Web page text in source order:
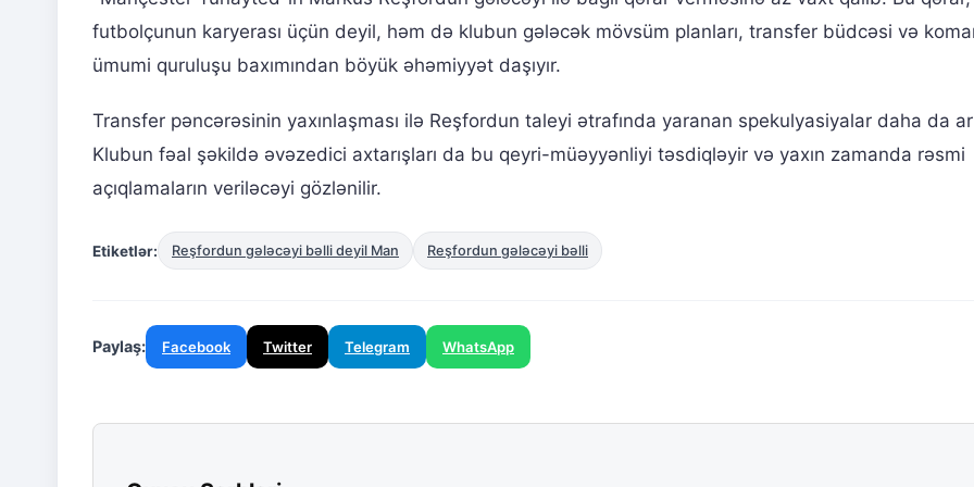
futbolçunun karyerası üçün deyil, həm də klubun gələcək mövsüm planları, transfer büdcəsi və
ümumi quruluşu baxımından böyük əhəmiyyət daşıyır.
Transfer pəncərəsinin yaxınlaşması ilə Reşfordun taleyi ətrafında yaranan spekulyasiyalar daha da
Klubun fəal şəkildə əvəzedici axtarışları da bu qeyri-müəyyənliyi təsdiqləyir və yaxın zamanda rəsmi
açıqlamaların veriləcəyi gözlənilir.
Etiketlər: Reşfordun gələcəyi bəlli deyil Man Reşfordun gələcəyi bəlli
Paylaş: Facebook Twitter Telegram WhatsApp